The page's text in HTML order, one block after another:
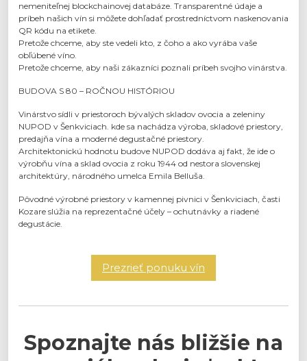
nemeniteľnej blockchainovej databáze. Transparentné údaje a
príbeh našich vín si môžete dohľadať prostredníctvom naskenovania
QR kódu na etikete.
Pretože chceme, aby ste vedeli kto, z čoho a ako vyrába vaše
obľúbené víno.
Pretože chceme, aby naši zákazníci poznali príbeh svojho vinárstva.
BUDOVA S 80 – ROČNOU HISTÓRIOU
Vinárstvo sídli v priestoroch bývalých skladov ovocia a zeleniny
NUPOD v Šenkviciach. kde sa nachádza výroba, skladové priestory,
predajňa vína a moderné degustačné priestory.
Architektonickú hodnotu budove NUPOD dodáva aj fakt, že ide o
výrobňu vína a sklad ovocia z roku 1944 od nestora slovenskej
architektúry, národného umelca Emila Belluša.
Pôvodné výrobné priestory v kamennej pivnici v Šenkviciach, časti
Kozare slúžia na reprezentačné účely – ochutnávky a riadené
degustácie.
Prezrieť ponuku vín
Spoznajte nás bližšie na